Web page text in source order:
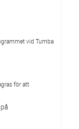
vid Tumba
för att